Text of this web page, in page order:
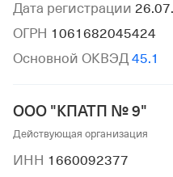
Дата регистрации
ОГРН 1061682045424
Основной ОКВЭД 45.1
ООО "КПАТП № 9"
Действующая организация
ИНН 1660092377